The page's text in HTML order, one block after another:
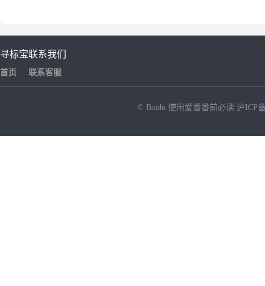
寻标宝
首页
联系我们
联系客服
© Baidu 使用爱番番前必读 沪ICP